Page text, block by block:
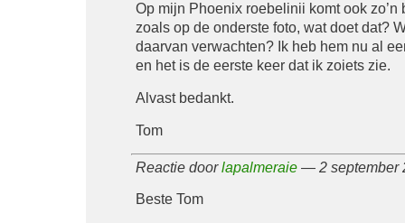
Op mijn Phoenix roebelinii komt ook zo’n
zoals op de onderste foto, wat doet dat?
daarvan verwachten? Ik heb hem nu al
en het is de eerste keer dat ik zoiets zie.
Alvast bedankt.
Tom
Reactie doorlapalmeraie— 2 september
Beste Tom